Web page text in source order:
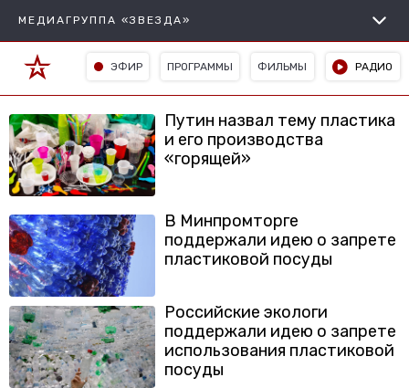
МЕДИАГРУППА «ЗВЕЗДА»
ЭФИР ПРОГРАММЫ ФИЛЬМЫ РАДИО
Путин назвал тему пластика
и его производства
«горящей»
В Минпромторге
поддержали идею о запрете
пластиковой посуды
Российские экологи
поддержали идею о запрете
использования пластиковой
посуды